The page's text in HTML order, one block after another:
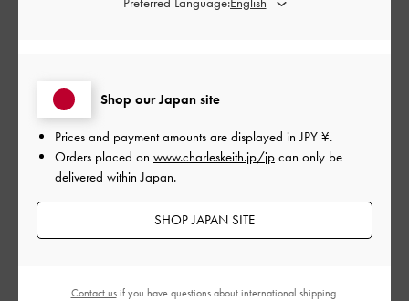
可愛い！
キラキラしてて可愛いです！
普段23. 5か24で、37で丁度でした！
ヒールの高さも丁度良く歩きやすいです。
サイズ: 37/23.5cm |カラー: ブラック系
Shop our Japan site
Prices and payment amounts are displayed inJPY ¥.
Orders placed on www.charleskeith.jp/jp can only be
delivered within Japan.
SHOP JAPAN SITE
Contact usif you have questions about international shipping.